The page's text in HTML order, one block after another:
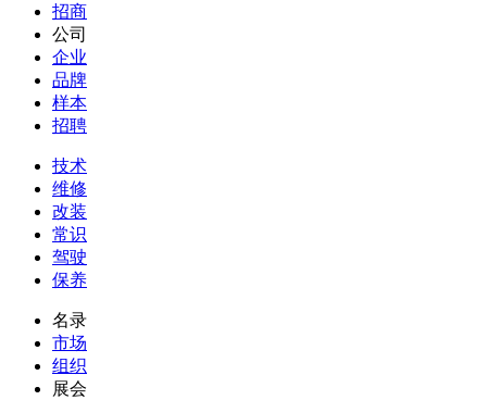
招商
公司
企业
品牌
样本
招聘
技术
维修
改装
常识
驾驶
保养
名录
市场
组织
展会